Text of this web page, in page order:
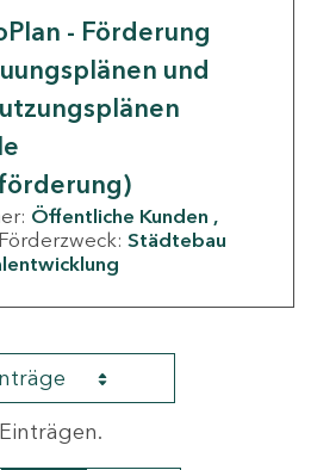
- Förderung
und
Öffentliche Kunden
Förderzweck: Städtebau